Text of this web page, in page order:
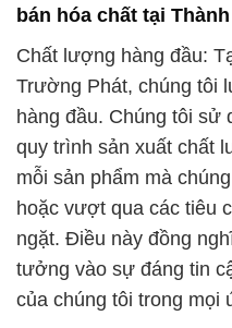
bán hóa chất tại
Chất lượng hàng đầu:
Trường Phát, chúng tôi
hàng đầu. Chúng tôi sử
quy trình sản xuất chất
mỗi sản phẩm mà
hoặc vượt qua các tiêu
ngặt. Điều này đồng
tưởng vào sự đáng tin
của chúng tôi trong mọi